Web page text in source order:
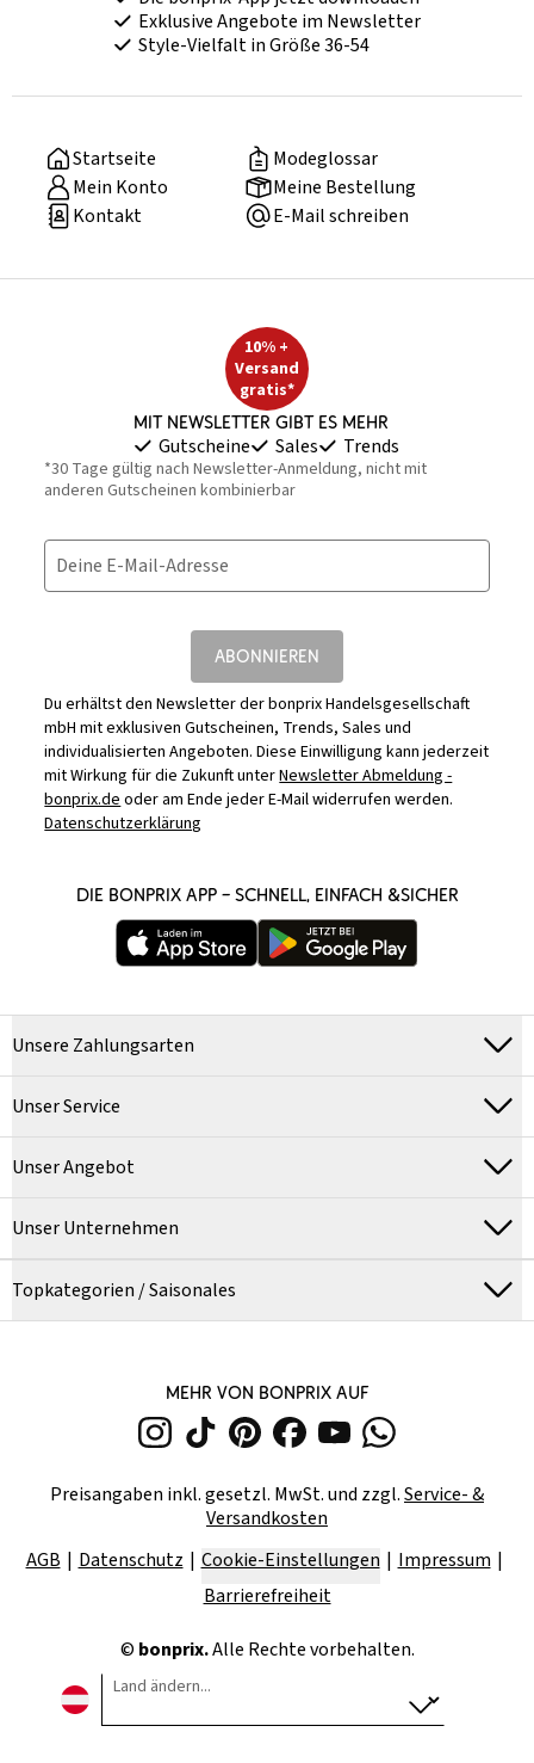
Exklusive Angebote im Newsletter
Style-Vielfalt in Größe 36-54
Startseite
Modeglossar
Mein Konto
Meine Bestellung
Kontakt
E-Mail schreiben
10% +
Versand
gratis*
Mit Newsletter gibt es mehr
Gutscheine Sales Trends
*30 Tage gültig nach Newsletter-Anmeldung, nicht mit
anderen Gutscheinen kombinierbar
Deine E-Mail-Adresse
ABONNIEREN
Du erhältst den Newsletter der bonprix Handelsgesellschaft
mbH mit exklusiven Gutscheinen, Trends, Sales und
individualisierten Angeboten. Diese Einwilligung kann jederzeit
mit Wirkung für die Zukunft unterNewsletter Abmeldung -
bonprix.deoder am Ende jeder E-Mail widerrufen werden.
Datenschutzerklärung
DIE BONPRIX APP – SCHNELL, EINFACH &SICHER
Unsere Zahlungsarten
Unser Service
Unser Angebot
Unser Unternehmen
Topkategorien / Saisonales
MEHR VON BONPRIX AUF
Preisangaben inkl. gesetzl. MwSt. und zzgl.Service- &
Versandkosten
AGB
Datenschutz Cookie-Einstellungen
Impressum
Barrierefreiheit
© bonprix.Alle Rechte vorbehalten.
Land ändern...